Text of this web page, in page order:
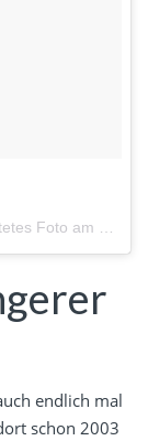
Ein von Peter Althaus (@rooksack_de) gepostetes Foto am
28.
endlich mal
schon 2003